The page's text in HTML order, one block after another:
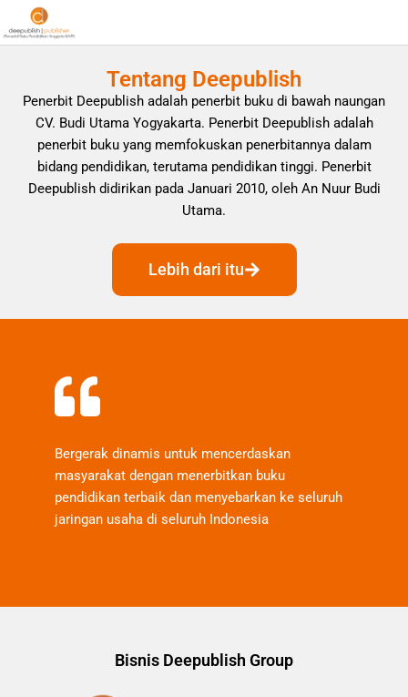
Tentang Deepublish
Penerbit Deepublish adalah penerbit buku di bawah naungan
CV. Budi Utama Yogyakarta. Penerbit Deepublish adalah
penerbit buku yang memfokuskan penerbitannya dalam
bidang pendidikan, terutama pendidikan tinggi. Penerbit
Deepublish didirikan pada Januari 2010, oleh An Nuur Budi
Utama.
Lebih dari itu
Bergerak dinamis untuk mencerdaskan
masyarakat dengan menerbitkan buku
pendidikan terbaik dan menyebarkan ke seluruh
jaringan usaha di seluruh Indonesia
Bisnis Deepublish Group